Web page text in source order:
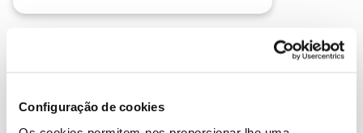
Configuração de cookies